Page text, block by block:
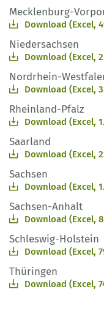
Mecklenburg-
Download (Excel,
Niedersachsen
Download (Excel,
Nordrhein-
Download (Excel,
Rheinland-Pfalz
Download (Excel,
Saarland
Download (Excel,
Sachsen
Download (Excel,
Sachsen-Anhalt
Download (Excel,
Schleswig-Holstein
Download (Excel,
Thüringen
Download (Excel,